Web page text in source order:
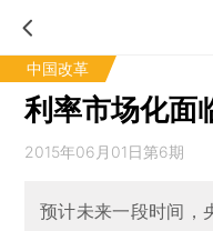
中国改革
利率市场化面
2015年06月01日第6期
预计未来一段时间，